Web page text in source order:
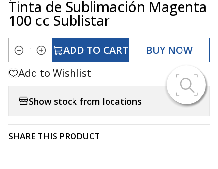
Tinta de Sublimación Magenta
100 cc Sublistar
Quantity
ADD TO CART BUY NOW
Add to Wishlist
Show stock from locations
SHARE THIS PRODUCT